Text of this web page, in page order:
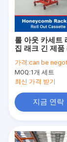
롤 아웃 카세트
집 래크 긴 제품
래킹
가격:can be
MOQ:1개 세트
최신 가격 받기
지금 연락